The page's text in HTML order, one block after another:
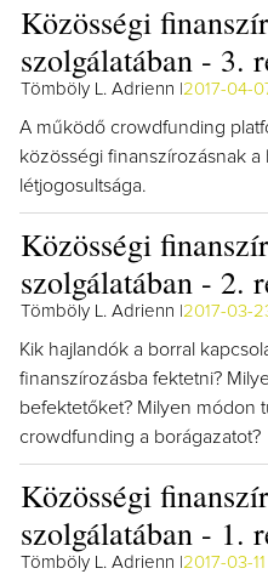
Közösségi
szolgálatában - 3.
Tömböly L. Adrienn | 2017-04-
A működő crowdfunding
közösségi finanszírozásnak a
létjogosultsága.
Közösségi
szolgálatában - 2.
Tömböly L. Adrienn | 2017-03-
Kik hajlandók a borral
finanszírozásba fektetni?
befektetőket? Milyen módon
crowdfunding a borágazatot?
Közösségi
szolgálatában - 1.
Tömböly L. Adrienn | 2017-03-11